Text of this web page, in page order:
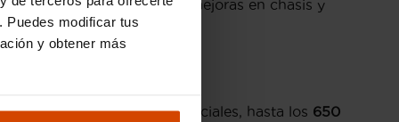
Puedes modificar tus
y obtener más
y durabilidad. Las mejoras en chasis y
385 CVen sus versiones iniciales, hasta los 650